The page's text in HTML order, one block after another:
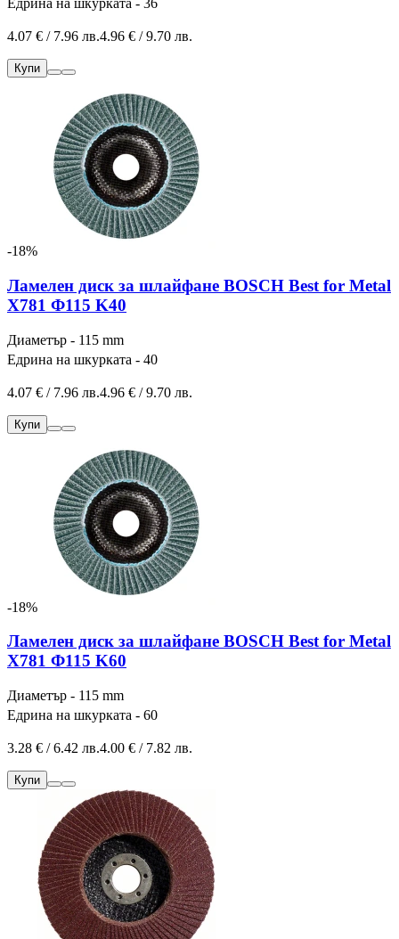
Едрина на шкурката - 36
4.07 € / 7.96 лв.4.96 € / 9.70 лв.
Купи
-18%
Ламелен диск за шлайфане BOSCH Best for Metal
X781 Ф115 K40
Диаметър - 115 mm
Едрина на шкурката - 40
4.07 € / 7.96 лв.4.96 € / 9.70 лв.
Купи
-18%
Ламелен диск за шлайфане BOSCH Best for Metal
X781 Ф115 K60
Диаметър - 115 mm
Едрина на шкурката - 60
3.28 € / 6.42 лв.4.00 € / 7.82 лв.
Купи